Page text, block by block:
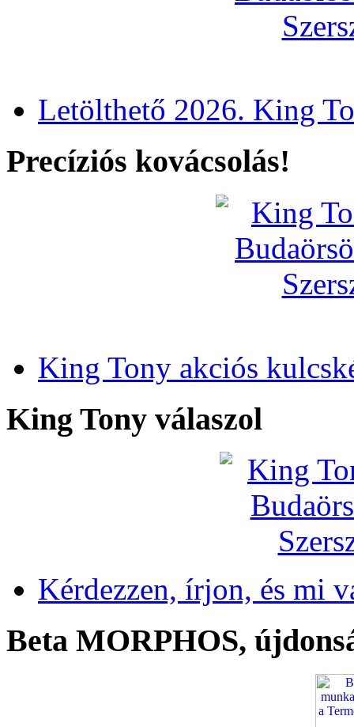
Letölthető 2026. King
Precíziós kovácsolás!
King Tony akciós
King Tony válaszol
Kérdezzen, írjon, és mi
Beta MORPHOS,